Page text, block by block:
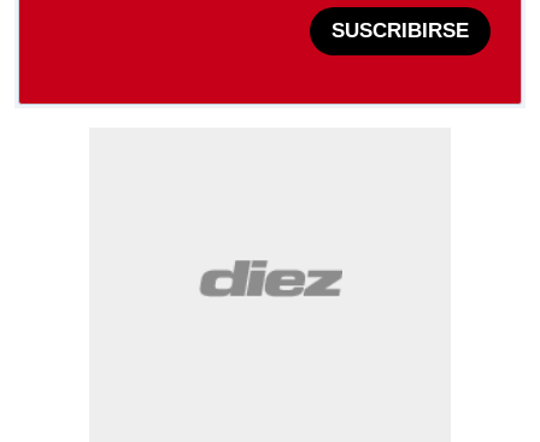
SUSCRIBIRSE